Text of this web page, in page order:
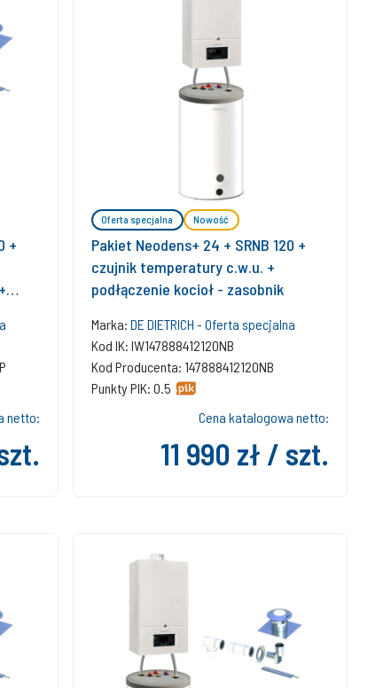
+
netto:
Oferta specjalna Nowość
Pakiet Neodens+ 24 + SRNB 120 +
czujnik temperatury c.w.u. +
podłączenie kocioł - zasobnik
Marka: DE DIETRICH - Oferta specjalna
Kod IK: IW147888412120NB
Kod Producenta: 147888412120NB
Punkty PIK: 0.5
Cena katalogowa netto:
11 990 zł / szt.